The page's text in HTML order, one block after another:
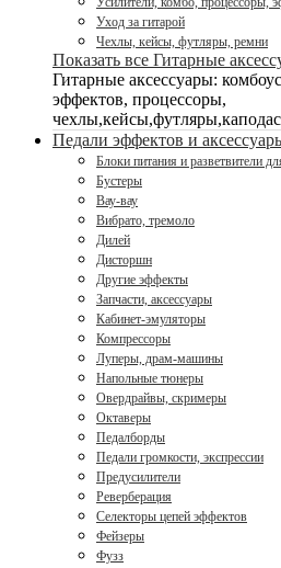
Уход за гитарой
Чехлы, кейсы, футляры, ремни
Показать все Гитарные
Гитарные аксессуары:
эффектов, процессоры,
Педали эффектов и
Блоки питания и разветвители
Бустеры
Вау-вау
Вибрато, тремоло
Дилей
Дисторшн
Другие эффекты
Запчасти, аксессуары
Кабинет-эмуляторы
Компрессоры
Луперы, драм-машины
Напольные тюнеры
Овердрайвы, скримеры
Октаверы
Педалборды
Педали громкости, экспрессии
Предусилители
Реверберация
Селекторы цепей эффектов
Фейзеры
Фузз